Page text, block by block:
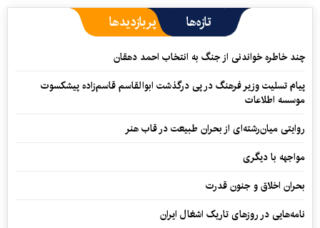
تازه‌ها پربازدیدها
چند خاطره خواندنی از جنگ به انتخاب احمد دهقان
پیام تسلیت وزیر فرهنگ در پی درگذشت ابوالقاسم قاسم‌زاده پیشکسوت
موسسه اطلاعات
روایتی میان‌رشته‌ای از بحران طبیعت در قاب هنر
مواجهه با دیگری
بحران اخلاق و جنون قدرت
نامه‌هایی در روزهای تاریک اشغال ایران